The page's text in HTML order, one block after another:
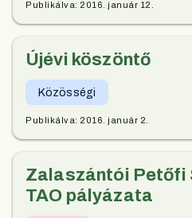
Publikálva: 2016. január 12.
Újévi köszöntő
Közösségi
Publikálva: 2016. január 2.
Zalaszántói Petőfi
TAO pályázata